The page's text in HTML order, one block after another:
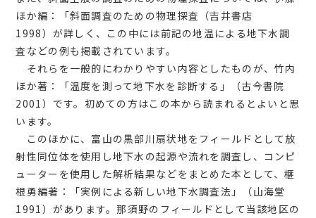
ほか編：「斜面調査のための物理探査（吉井書店
1998）が詳しく、この中には前記の地温による地下水調
査などの例も掲載されています。
それらを一般的にわかりやすい内容としたものが、竹内
ほか著：「温度を測って地下水を診断する」（古今書院
2001）です。初めての方はこの本から読まれるとよいと思
います。
このほかに、富山の黒部川扇状地をフィールドとして放
射性同位体を使用し地下水の起源や流れを調査し、コンピ
ューターを使用した解析結果などをまとめた本として、榧
根勇編著：「実例による新しい地下水調査法」（山海堂
1991）があります。那須野のフィールドとして当該地区の